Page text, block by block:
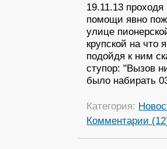
19.11.13
помощи явно
улице
крупской на
подойдя к ним
ступор: "Вызов
было набирать
Категория:
Комментарии